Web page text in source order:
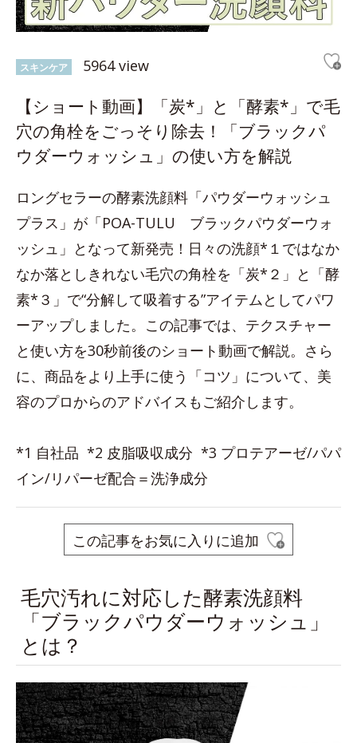
スキンケア 5964 view
【ショート動画】「炭*」と「酵素*」で毛
穴の角栓をごっそり除去！「ブラックパ
ウダーウォッシュ」の使い方を解説
ロングセラーの酵素洗顔料「パウダーウォッシュ
プラス」が「POA-TULU ブラックパウダーウォ
ッシュ」となって新発売！日々の洗顔*１ではなか
なか落としきれない毛穴の角栓を「炭*２」と「酵
素*３」で“分解して吸着する”アイテムとしてパワ
ーアップしました。この記事では、テクスチャー
と使い方を30秒前後のショート動画で解説。さら
に、商品をより上手に使う「コツ」について、美
容のプロからのアドバイスもご紹介します。
*1 自社品 *2 皮脂吸収成分 *3 プロテアーゼ/パパ
イン/リパーゼ配合＝洗浄成分
この記事をお気に入りに追加
毛穴汚れに対応した酵素洗顔料
「ブラックパウダーウォッシュ」
とは？